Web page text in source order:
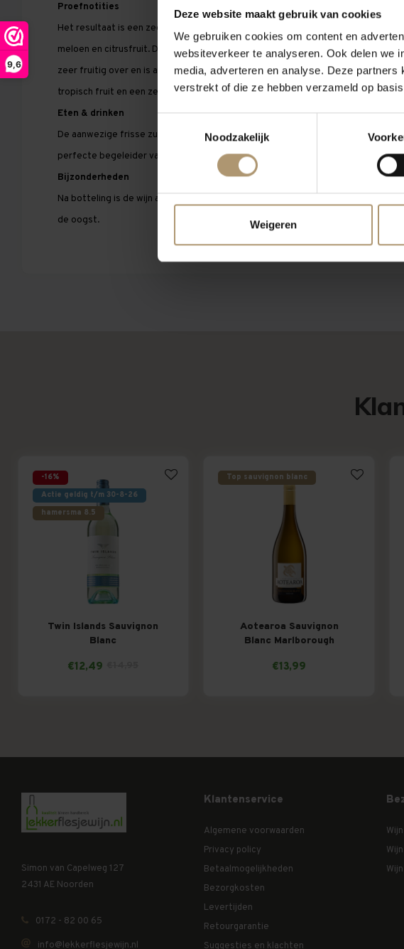
9,6
Deze website maakt gebruik van cookies
We gebruiken cookies om content en
websiteverkeer te analyseren. Ook delen we
media, adverteren en analyse. Deze
verstrekt of die ze hebben verzameld op
Noodzakelijk
Weigeren
Proefnotities
Het resultaat is een zeer aromatische wijn met ' grassige ' tonen en aroma's van
meloen en citrusfruit. Door de aanwezige en benodigde frisse zuren komt de
zeer fruitig over en is al vroeg op dronk. Het is een zeer intense wijn, vol met
tropisch fruit en een zeer lange afdronk.
Eten & drinken
De aanwezige frisse zuren maken de wijn zeer levendig en maken hem tot een
perfecte begeleider van b.v. diverse visgerechten en salades.
Bijzonderheden
Na botteling is de wijn al drinkbaar en hij blijft op z'n best tot zo'n twee a drie jaar
de oogst.
-16%
Actie geldig t/m 30-8-26
hamersma 8.5
Twin Islands Sauvignon
Blanc
€12,49
Top sauvignon blanc
Aotearoa Sauvignon
Blanc Marlborough
€13,99
Simon van Capelweg 127
2431 AE Noorden
0172 - 82 00 65
info@lekkerflesjewijn.nl
Klantenservice
Algemene voorwaarden
Privacy policy
Betaalmogelijkheden
Bezorgkosten
Levertijden
Retourgarantie
Suggesties en klachten